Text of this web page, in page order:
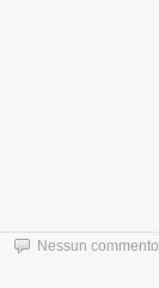
Nessun commento